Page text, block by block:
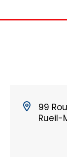
99
Rueil-